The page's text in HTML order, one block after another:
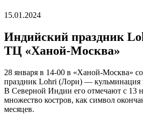
15.01.2024
Индийский праздник
ТЦ «Ханой-Москва»
28 января в 14-00 в «Ханой-Москва»
праздник Lohri (Лори) — кульминация
В Северной Индии его отмечают с 13
множество костров, как символ
месяцев.